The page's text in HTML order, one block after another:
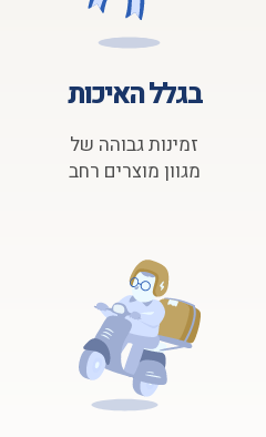
בגלל האיכות
זמינות גבוהה של
מגוון מוצרים רחב